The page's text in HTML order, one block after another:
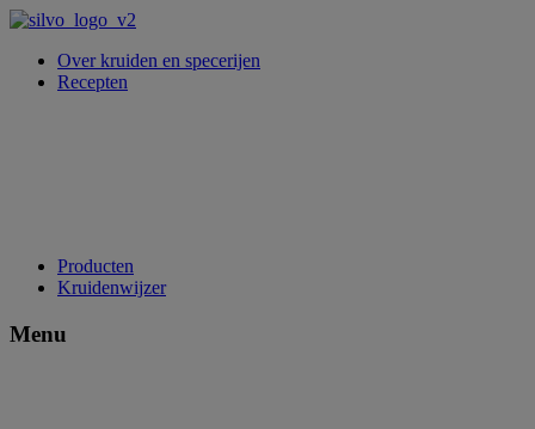
Over kruiden en specerijen
Recepten
Producten
Kruidenwijzer
Menu